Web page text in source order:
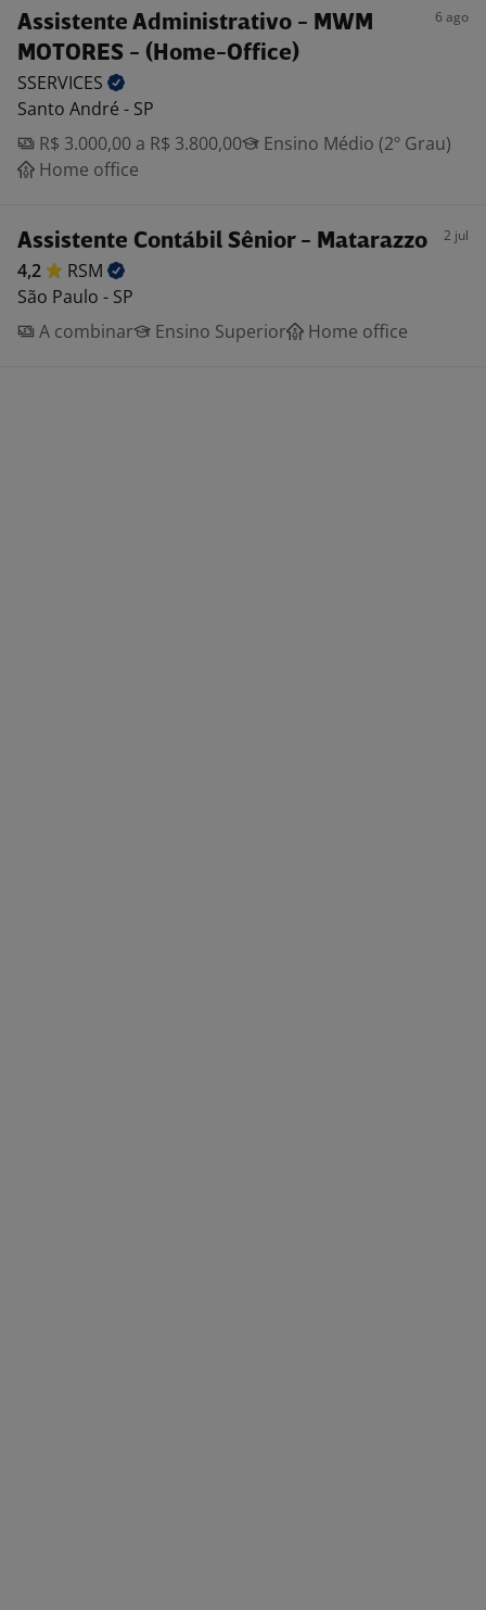
Assistente Administrativo - MWM
MOTORES - (Home-Office)
6 ago
SSERVICES
Santo André - SP
R$ 3.000,00 a R$ 3.800,00
Ensino Médio (2º Grau)
Home office
Assistente Contábil Sênior - Matarazzo 2 jul
4,2
RSM
São Paulo - SP
A combinar
Ensino Superior Home office